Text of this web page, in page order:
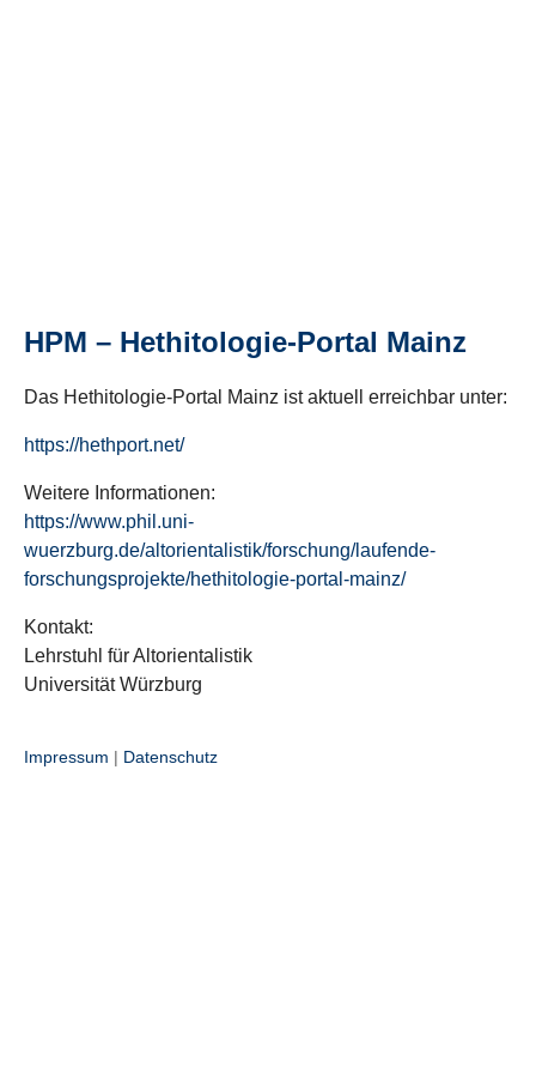
HPM – Hethitologie-Portal Mainz
Das Hethitologie-Portal Mainz ist aktuell erreichbar unter:
https://hethport.net/
Weitere Informationen:
https://www.phil.uni-
wuerzburg.de/altorientalistik/forschung/laufende-
forschungsprojekte/hethitologie-portal-mainz/
Kontakt:
Lehrstuhl für Altorientalistik
Universität Würzburg
Impressum | Datenschutz